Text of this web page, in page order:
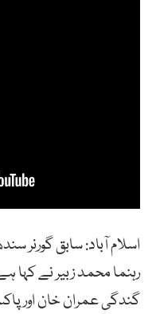
اسلام آباد: سابق گورنر
رہنما محمد زبیر نے
گندگی عمران خان اور